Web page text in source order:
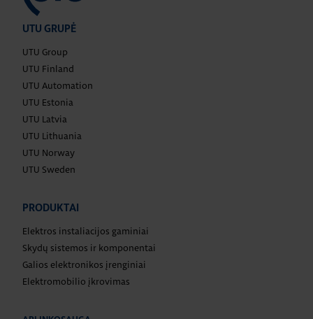
UTU GRUPĖ
UTU Group
UTU Finland
UTU Automation
UTU Estonia
UTU Latvia
UTU Lithuania
UTU Norway
UTU Sweden
PRODUKTAI
Elektros instaliacijos gaminiai
Skydų sistemos ir komponentai
Galios elektronikos įrenginiai
Elektromobilio įkrovimas